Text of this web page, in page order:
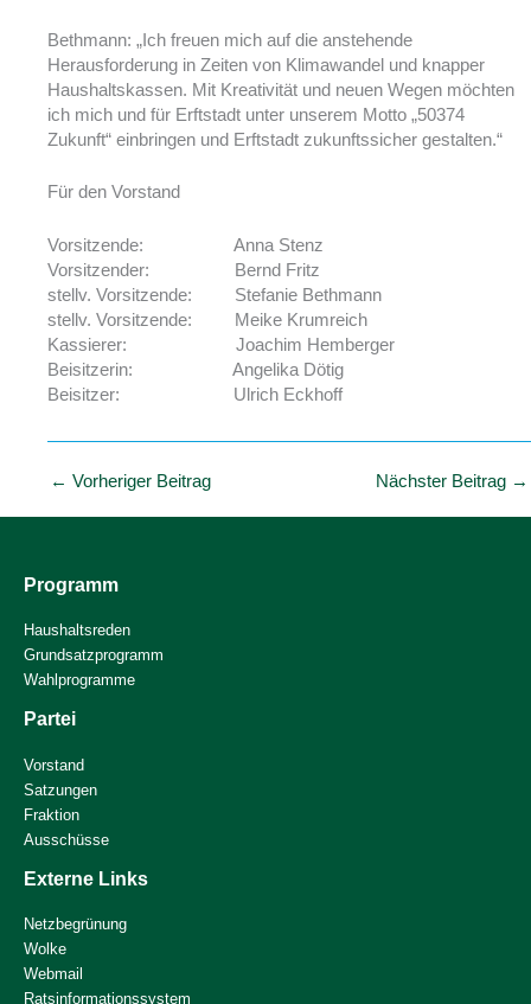
Bethmann: „Ich freuen mich auf die anstehende
Herausforderung in Zeiten von Klimawandel und knapper
Haushaltskassen. Mit Kreativität und neuen Wegen möchten
ich mich und für Erftstadt unter unserem Motto „50374
Zukunft“ einbringen und Erftstadt zukunftssicher gestalten.“
Für den Vorstand
Vorsitzende: Anna Stenz
Vorsitzender: Bernd Fritz
stellv. Vorsitzende: Stefanie Bethmann
stellv. Vorsitzende: Meike Krumreich
Kassierer: Joachim Hemberger
Beisitzerin: Angelika Dötig
Beisitzer: Ulrich Eckhoff
← Vorheriger Beitrag Nächster Beitrag →
Programm
Haushaltsreden
Grundsatzprogramm
Wahlprogramme
Partei
Vorstand
Satzungen
Fraktion
Ausschüsse
Externe Links
Netzbegrünung
Wolke
Webmail
Ratsinformationssystem